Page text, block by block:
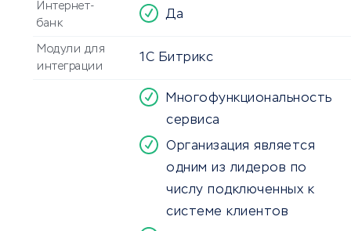
Интернет-
банк
Да
Модули для
интеграции
1С Битрикс
Многофункциональность
сервиса
Организация является
одним из лидеров по
числу подключенных к
системе клиентов